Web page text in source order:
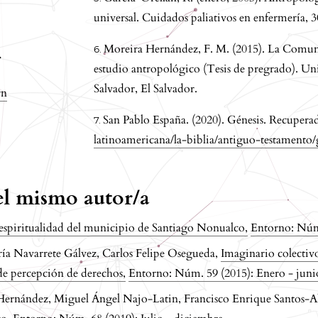
universal. Cuidados paliativos en enfermería,
Moreira Hernández, F. M. (2015). La
estudio antropológico (Tesis de pregrado).
Salvador, El Salvador.
San Pablo España. (2020). Génesis.
latinoamericana/la-biblia/antiguo-testamento/
mismo autor/a
del municipio de Santiago Nonualco,Entorno:
Navarrete Gálvez, Carlos Felipe Osegueda, Imaginario
percepción de derechos,Entorno: Núm. 59 (2015): Enero -
Miguel Ángel Najo-Latin, Francisco Enrique Santos-